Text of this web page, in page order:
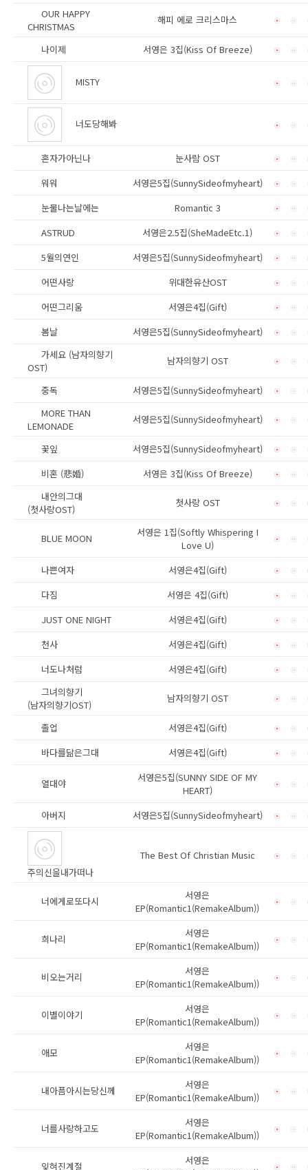
OUR HAPPY
CHRISTMAS
해피 에로 크리스마스
나이제 서영은 3집(Kiss Of Breeze)
MISTY
너도당해봐
혼자가아닌나
눈사람 OST
워워
서영은5집(SunnySideofmyheart)
눈물나는날에는
Romantic 3
ASTRUD
서영은2.5집(SheMadeEtc.1)
5월의연인
서영은5집(SunnySideofmyheart)
어떤사랑
위대한유산OST
어떤그리움
서영은4집(Gift)
봄날
서영은5집(SunnySideofmyheart)
가세요 (남자의향기
OST)
남자의향기 OST
중독
서영은5집(SunnySideofmyheart)
MORE THAN
LEMONADE
서영은5집(SunnySideofmyheart)
꽃잎
서영은5집(SunnySideofmyheart)
비혼 (悲婚)
서영은 3집(Kiss Of Breeze)
내안의그대
(첫사랑OST)
첫사랑 OST
BLUE MOON
서영은 1집(Softly Whispering I
Love U)
나쁜여자
서영은4집(Gift)
다짐
서영은 4집(Gift)
JUST ONE NIGHT
서영은4집(Gift)
천사
서영은4집(Gift)
너도나처럼
서영은4집(Gift)
그녀의향기
(남자의향기OST)
남자의향기 OST
졸업
서영은4집(Gift)
바다를닮은그대
서영은4집(Gift)
열대야
서영은5집(SUNNY SIDE OF MY
HEART)
아버지
서영은5집(SunnySideofmyheart)
주의신을내가떠나
The Best Of Christian Music
너에게로또다시
서영은
EP(Romantic1(RemakeAlbum))
희나리
서영은
EP(Romantic1(RemakeAlbum))
비오는거리
서영은
EP(Romantic1(RemakeAlbum))
이별이야기
서영은
EP(Romantic1(RemakeAlbum))
애모
서영은
EP(Romantic1(RemakeAlbum))
내아픔아시는당신께
서영은
EP(Romantic1(RemakeAlbum))
너를사랑하고도
서영은
EP(Romantic1(RemakeAlbum))
잊혀진계절
서영은